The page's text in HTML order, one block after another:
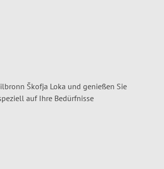
Škofja Loka und genießen Sie
auf Ihre Bedürfnisse